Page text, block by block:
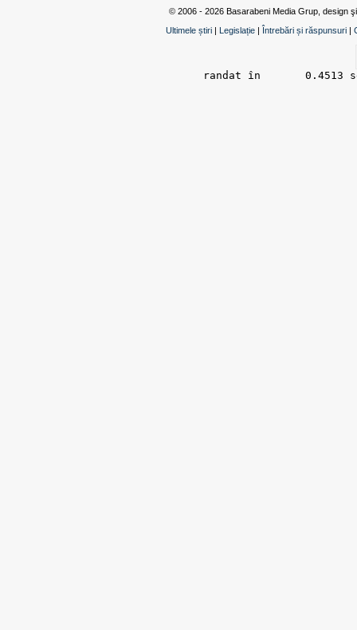
© 2006 - 2026 Basarabeni Media Grup, design
Ultimele știri | Legislație | Întrebări și răspunsuri |
randat în